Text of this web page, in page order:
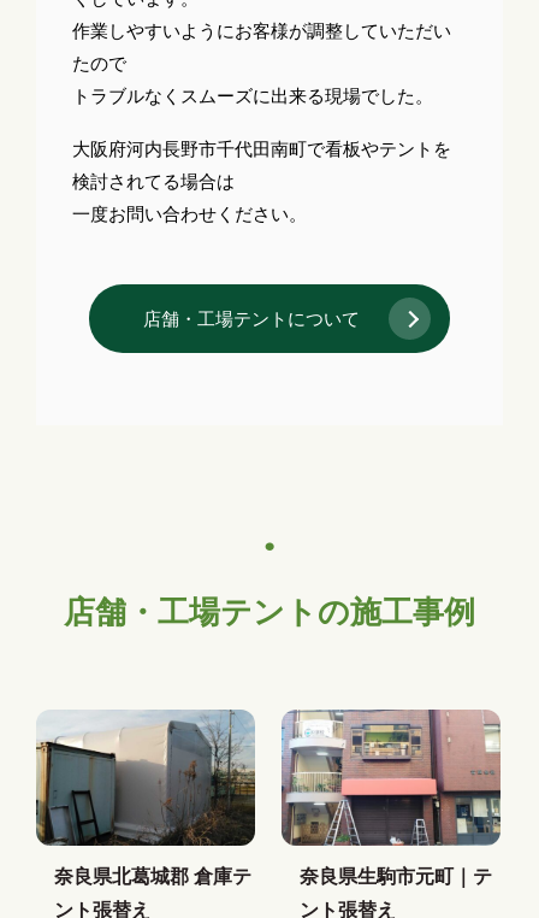
作業しやすいようにお客様が調整していただい
たので
トラブルなくスムーズに出来る現場でした。
大阪府河内長野市千代田南町で看板やテントを
検討されてる場合は
一度お問い合わせください。
店舗・工場テントについて
店舗・工場テントの施工事例
奈良県北葛城郡 倉庫テ
ント張替え
奈良県生駒市元町｜テ
ント張替え